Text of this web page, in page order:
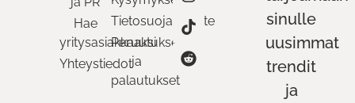
Hae
yritysasiakkaaksi
Yhteystiedot
Tietosuojaseloste
Peruutukset
ja
palautukset
sinulle
uusimmat
trendit
ja